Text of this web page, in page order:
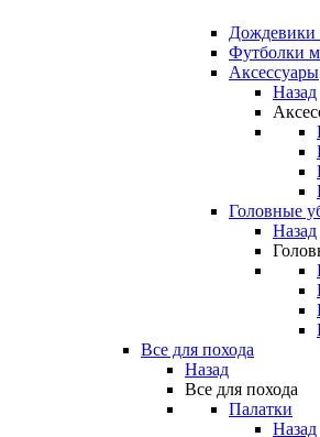
Дождевики
Футболки
Аксессуары
Назад
Головные
Назад
Все для похода
Назад
Все для похода
Палатки
Назад